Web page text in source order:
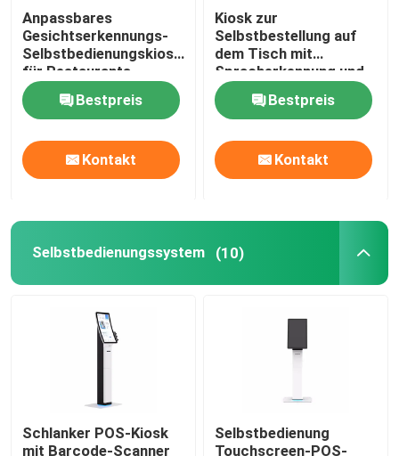
Anpassbares
Gesichtserkennungs-
Selbstbedienungskiosk
für Restaurants
Bestpreis
Kontakt
Kiosk zur
Selbstbestellung auf
dem Tisch mit
Spracherkennung und
anpassbarem Logo
Bestpreis
Kontakt
Selbstbedienungssystem (10)
Schlanker POS-Kiosk
mit Barcode-Scanner
Selbstbedienung
Touchscreen-POS-